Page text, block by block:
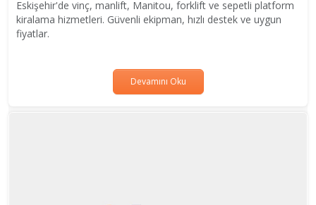
Eskişehir'de vinç, manlift, Manitou, forklift ve sepetli platform
kiralama hizmetleri. Güvenli ekipman, hızlı destek ve uygun
fiyatlar.
Devamını Oku